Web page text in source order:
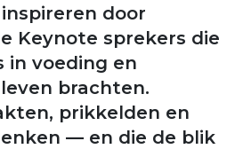
door
Keynote sprekers die
in voeding en
brachten.
prikkelden en
— en die de blik